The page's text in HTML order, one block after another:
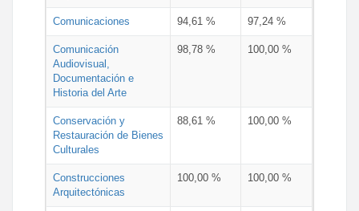
Comunicaciones 94,61 % 97,24 %
Comunicación
Audiovisual,
Documentación e
Historia del Arte
98,78 % 100,00 %
Conservación y
Restauración de Bienes
Culturales
88,61 % 100,00 %
Construcciones
Arquitectónicas
100,00 % 100,00 %